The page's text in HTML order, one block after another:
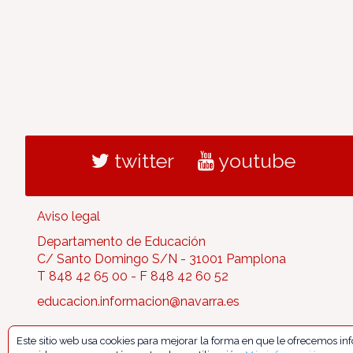
twitter youtube
Aviso legal
Departamento de Educación
C/ Santo Domingo S/N - 31001 Pamplona
T 848 42 65 00 - F 848 42 60 52
educacion.informacion@navarra.es
Este sitio web usa cookies para mejorar la forma en que le ofrecemos